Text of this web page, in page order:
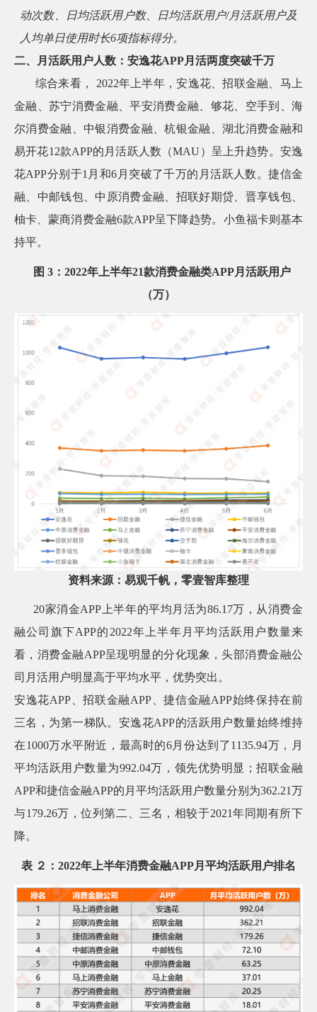
动次数、日均活跃用户数、日均活跃用户/月活跃用户及
人均单日使用时长6项指标得分。
二、月活跃用户人数：安逸花APP月活两度突破千万
综合来看， 2022年上半年，安逸花、招联金融、马上
金融、苏宁消费金融、平安消费金融、够花、空手到、海
尔消费金融、中银消费金融、杭银金融、湖北消费金融和
易开花12款APP的月活跃人数（MAU）呈上升趋势。安逸
花APP分别于1月和6月突破了千万的月活跃人数。捷信金
融、中邮钱包、中原消费金融、招联好期贷、晋享钱包、
柚卡、蒙商消费金融6款APP呈下降趋势。小鱼福卡则基本
持平。
图 3：2022年上半年21款消费金融类APP月活跃用户
（万）
资料来源：易观千帆，零壹智库整理
20家消金APP上半年的平均月活为86.17万，从消费金
融公司旗下APP的2022年上半年月平均活跃用户数量来
看，消费金融APP呈现明显的分化现象，头部消费金融公
司月活用户明显高于平均水平，优势突出。
安逸花APP、招联金融APP、捷信金融APP始终保持在前
三名，为第一梯队。安逸花APP的活跃用户数量始终维持
在1000万水平附近，最高时的6月份达到了1135.94万，月
平均活跃用户数量为992.04万，领先优势明显；招联金融
APP和捷信金融APP的月平均活跃用户数量分别为362.21万
与179.26万，位列第二、三名，相较于2021年同期有所下
降。
表 ２：2022年上半年消费金融APP月平均活跃用户排名